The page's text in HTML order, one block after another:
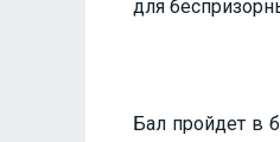
для
Бал пройдет в